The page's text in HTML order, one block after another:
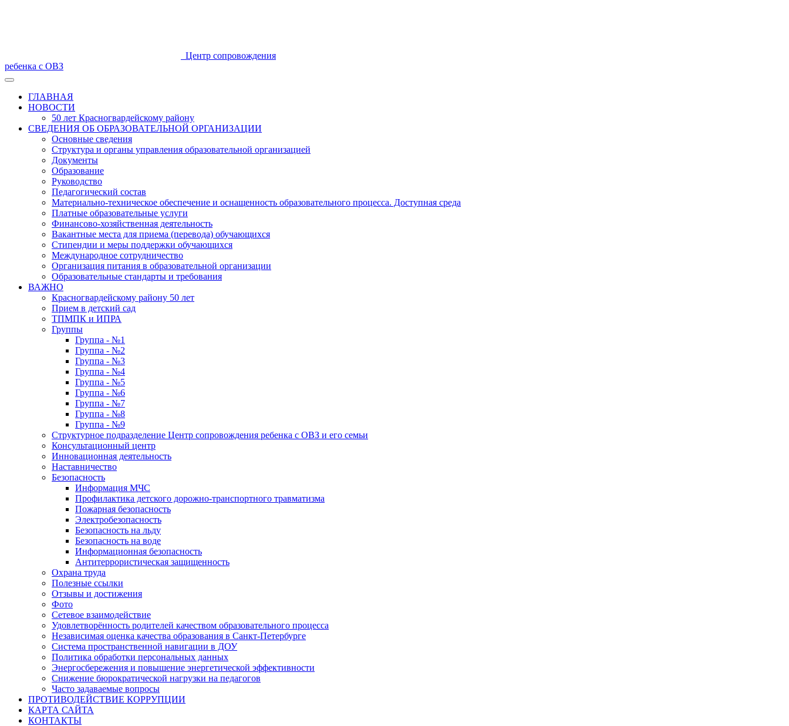
Центр сопровождения
ребенка с ОВЗ
ГЛАВНАЯ
НОВОСТИ
50 лет Красногвардейскому району
СВЕДЕНИЯ ОБ ОБРАЗОВАТЕЛЬНОЙ ОРГАНИЗАЦИИ
Основные сведения
Структура и органы управления образовательной организацией
Документы
Образование
Руководство
Педагогический состав
Материально-техническое обеспечение и оснащенность образовательного процесса. Доступная среда
Платные образовательные услуги
Финансово-хозяйственная деятельность
Вакантные места для приема (перевода) обучающихся
Стипендии и меры поддержки обучающихся
Международное сотрудничество
Организация питания в образовательной организации
Образовательные стандарты и требования
ВАЖНО
Красногвардейскому району 50 лет
Прием в детский сад
ТПМПК и ИПРА
Группы
Группа - №1
Группа - №2
Группа - №3
Группа - №4
Группа - №5
Группа - №6
Группа - №7
Группа - №8
Группа - №9
Структурное подразделение Центр сопровождения ребенка с ОВЗ и его семьи
Консультационный центр
Инновационная деятельность
Наставничество
Безопасность
Информация МЧС
Профилактика детского дорожно-транспортного травматизма
Пожарная безопасность
Электробезопасность
Безопасность на льду
Безопасность на воде
Информационная безопасность
Антитеррористическая защищенность
Охрана труда
Полезные ссылки
Отзывы и достижения
Фото
Сетевое взаимодействие
Удовлетворённость родителей качеством образовательного процесса
Независимая оценка качества образования в Санкт-Петербурге
Система пространственной навигации в ДОУ
Политика обработки персональных данных
Энергосбережения и повышение энергетической эффективности
Снижение бюрократической нагрузки на педагогов
Часто задаваемые вопросы
ПРОТИВОДЕЙСТВИЕ КОРРУПЦИИ
КАРТА САЙТА
КОНТАКТЫ